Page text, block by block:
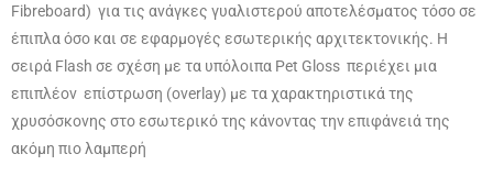
Fibreboard) για τις ανάγκες γυαλιστερού αποτελέσματος τόσο σε
έπιπλα όσο και σε εφαρμογές εσωτερικής αρχιτεκτονικής. Η
σειρά Flash σε σχέση με τα υπόλοιπα Pet Gloss περιέχει μια
επιπλέον επίστρωση (overlay) με τα χαρακτηριστικά της
χρυσόσκονης στο εσωτερικό της κάνοντας την επιφάνειά της
ακόμη πιο λαμπερή